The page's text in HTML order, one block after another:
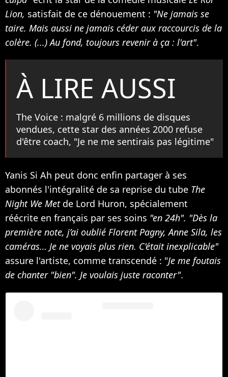
Lion, satisfait de ce dénouement : "Ne jamais se
taire. Mais aussi ne jamais céder aux raccourcis de la
colère. (...) Au fond, toujours revenir à ça : l'art".
À LIRE AUSSI
The Voice : malgré 6 millions de disques
vendues, cette star des années 2000 refuse
d'être coach, "Je ne me sentirais pas légitime"
Yanis Si Ah peut donc enfin partager à ses
abonnés l'intégralité de sa reprise du tube The
Night We Met de Lord Huron, spécialement
réécrite en français par ses soins "en 24h". "Dès la
première note, j’ai oublié Florent Pagny, Anne Sila, les
caméras… Je ne voyais plus rien. C’était inexplicable"
assure l'artiste, comme transcendé : "Je me foutais
de chanter "bien". Je voulais juste raconter".